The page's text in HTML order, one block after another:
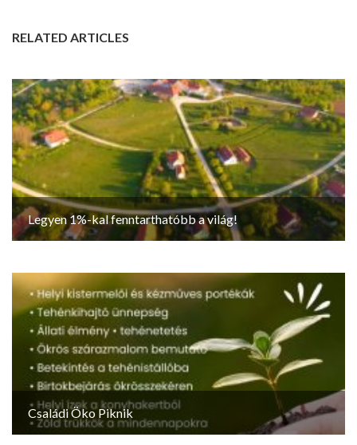
RELATED ARTICLES
Legyen 1%-kal fenntarthatóbb a világ!
Családi Öko Piknik